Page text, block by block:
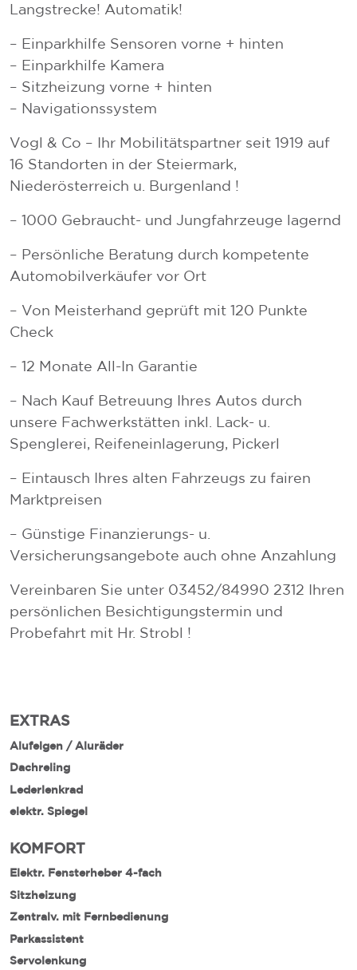
Langstrecke! Automatik!
– Einparkhilfe Sensoren vorne + hinten
– Einparkhilfe Kamera
– Sitzheizung vorne + hinten
– Navigationssystem
Vogl & Co – Ihr Mobilitätspartner seit 1919 auf
16 Standorten in der Steiermark,
Niederösterreich u. Burgenland !
– 1000 Gebraucht- und Jungfahrzeuge lagernd
– Persönliche Beratung durch kompetente
Automobilverkäufer vor Ort
– Von Meisterhand geprüft mit 120 Punkte
Check
– 12 Monate All-In Garantie
– Nach Kauf Betreuung Ihres Autos durch
unsere Fachwerkstätten inkl. Lack- u.
Spenglerei, Reifeneinlagerung, Pickerl
– Eintausch Ihres alten Fahrzeugs zu fairen
Marktpreisen
– Günstige Finanzierungs- u.
Versicherungsangebote auch ohne Anzahlung
Vereinbaren Sie unter 03452/84990 2312 Ihren
persönlichen Besichtigungstermin und
Probefahrt mit Hr. Strobl !
EXTRAS
Alufelgen / Aluräder
Dachreling
Lederlenkrad
elektr. Spiegel
KOMFORT
Elektr. Fensterheber 4-fach
Sitzheizung
Zentralv. mit Fernbedienung
Parkassistent
Servolenkung